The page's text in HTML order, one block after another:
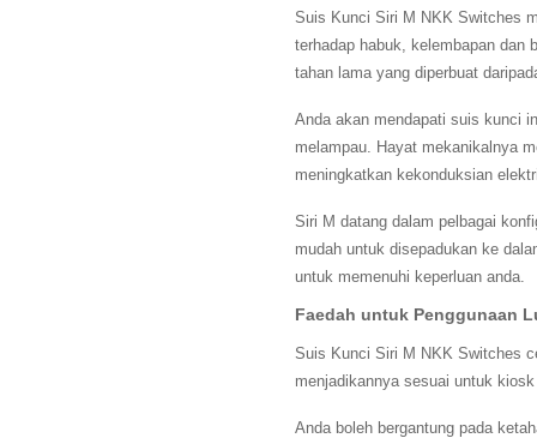
Suis Kunci Siri M NKK Switches
terhadap habuk, kelembapan dan
tahan lama yang diperbuat
Anda akan mendapati suis kunci
melampau. Hayat mekanikalnya
meningkatkan kekonduksian
Siri M datang dalam pelbagai
mudah untuk disepadukan ke
untuk memenuhi keperluan anda.
Faedah untuk Penggunaan
Suis Kunci Siri M NKK Switches
menjadikannya sesuai untuk
Anda boleh bergantung pada